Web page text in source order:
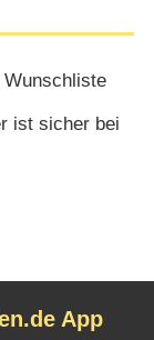
Wunschliste
ist sicher bei
App